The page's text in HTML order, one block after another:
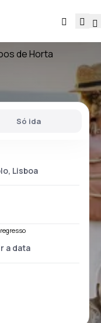
de Horta
Só ida